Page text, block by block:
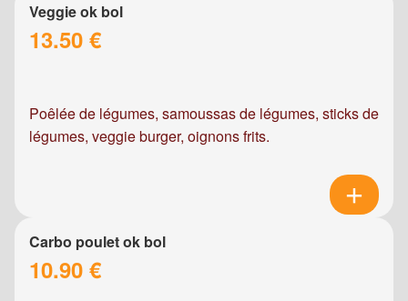
Veggie ok bol
13.50 €
Poêlée de légumes, samoussas de légumes, sticks de
légumes, veggie burger, oignons frits.
Carbo poulet ok bol
10.90 €